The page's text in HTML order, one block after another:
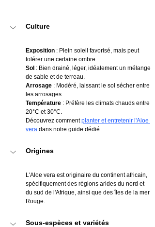
Culture
Exposition : Plein soleil favorisé, mais peut
tolérer une certaine ombre.
Sol : Bien drainé, léger, idéalement un mélange
de sable et de terreau.
Arrosage : Modéré, laissant le sol sécher entre
les arrosages.
Température : Préfère les climats chauds entre
20°C et 30°C.
Découvrez comment planter et entretenir l'Aloe
vera dans notre guide dédié.
Origines
L'Aloe vera est originaire du continent africain,
spécifiquement des régions arides du nord et
du sud de l'Afrique, ainsi que des îles de la mer
Rouge.
Sous-espèces et variétés